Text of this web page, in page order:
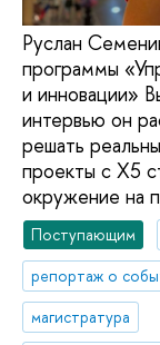
Руслан
программы
и инновации»
интервью он
решать
проекты с X5
окружение на
Поступающим
репортаж о
магистратура